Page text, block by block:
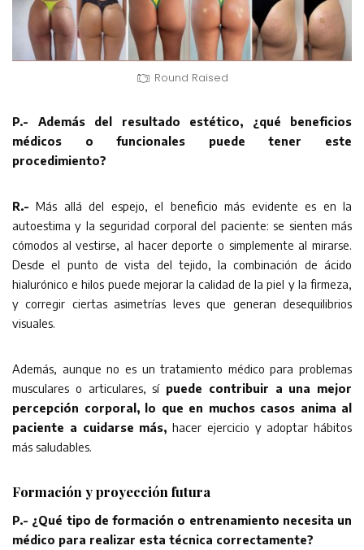
Round Raised
P.- Además del resultado estético, ¿qué beneficios
médicos o funcionales puede tener este
procedimiento?
R.-Más allá del espejo, el beneficio más evidente es en la
autoestima y la seguridad corporal del paciente: se sienten más
cómodos al vestirse, al hacer deporte o simplemente al mirarse.
Desde el punto de vista del tejido, la combinación de ácido
hialurónico e hilos puede mejorar la calidad de la piel y la firmeza,
y corregir ciertas asimetrías leves que generan desequilibrios
visuales.
Además, aunque no es un tratamiento médico para problemas
musculares o articulares, sí puede contribuir a una mejor
percepción corporal, lo que en muchos casos anima al
paciente a cuidarse más, hacer ejercicio y adoptar hábitos
más saludables.
Formación y proyección futura
P.- ¿Qué tipo de formación o entrenamiento necesita un
médico para realizar esta técnica correctamente?